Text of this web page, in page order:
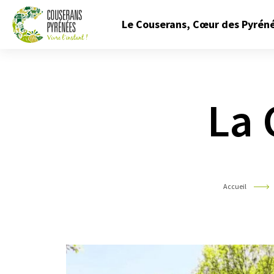
Le Couserans, Cœur des
La
Accueil